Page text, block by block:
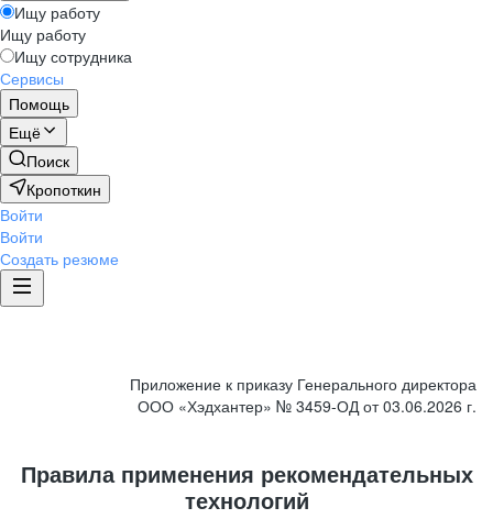
Ищу работу
Ищу работу
Ищу сотрудника
Сервисы
Помощь
Ещё
Поиск
Кропоткин
Войти
Войти
Создать резюме
Приложение к приказу Генерального директора
ООО «Хэдхантер» № 3459-ОД от 03.06.2026 г.
Правила применения рекомендательных
технологий